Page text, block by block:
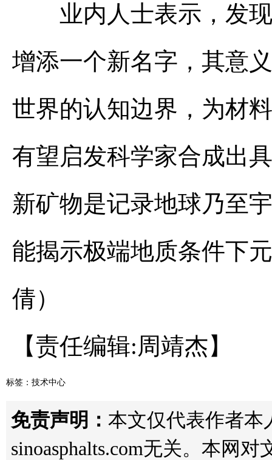
业内人士表示，发现
增添一个新名字，其意
世界的认知边界，为材
有望启发科学家合成出
新矿物是记录地球乃至
能揭示极端地质条件下
倩）
【责任编辑:周靖杰】
标签： 技术中心
免责声明： 本文仅代表作者本
sinoasphalts.com无关。本网